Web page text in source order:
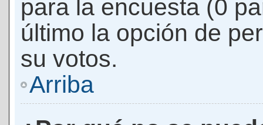
para la encuesta (0
último la opción de
su votos.
Arriba